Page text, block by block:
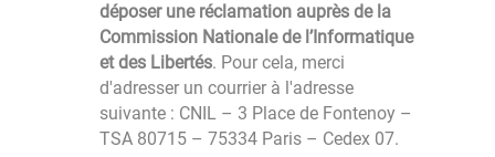
déposer une réclamation auprès de la
Commission Nationale de l’Informatique
et des Libertés. Pour cela, merci
d'adresser un courrier à l'adresse
suivante : CNIL – 3 Place de Fontenoy –
TSA 80715 – 75334 Paris – Cedex 07.